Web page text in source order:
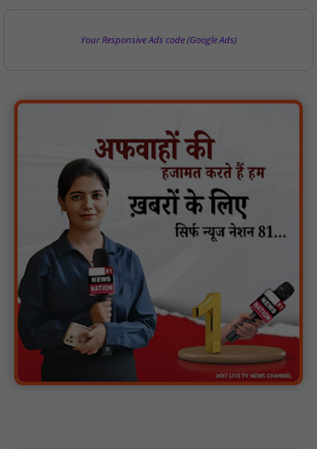
Your Responsive Ads code (Google Ads)
जायस आदिवासी समाज संगठन के पदाधिकारियों ने किया अभिनंदन, आदिवासी
समाज से जुड़े मुद्दों पर हुई चर्चा : NN81
मिशन शक्ति: तिकुनिया पुलिस ने बनवीरपुर में चौपाल लगा महिलाओं को किया
जागरूक, नारी सुरक्षा और स्वावलम्बन का दिया संदेश : NN81
खिरकिया ब्लॉक की प्राथमिक शाला बाफ़ला में पदस्थ शिक्षक 20 कि.मी. दूर
हरदा से आते है स्कूल : NN81
सदर कैंट मंडल मै गुरु रविदास की समरसता संकल्प यात्रा,पुष्प वर्षा से हुआ
भव्य स्वागत : NN81